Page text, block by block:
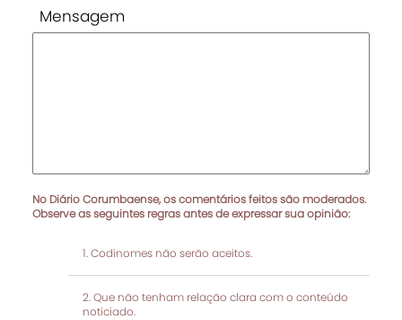
Mensagem
No Diário Corumbaense, os comentários feitos são moderados.
Observe as seguintes regras antes de expressar sua opinião:
Codinomes não serão aceitos.
Que não tenham relação clara com o conteúdo
noticiado.